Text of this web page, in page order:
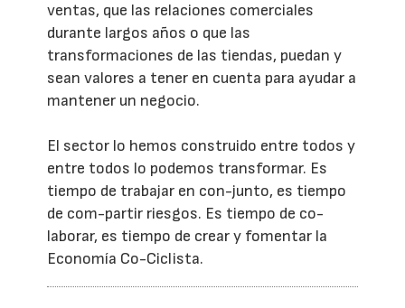
ventas, que las relaciones comerciales
durante largos años o que las
transformaciones de las tiendas, puedan y
sean valores a tener en cuenta para ayudar a
mantener un negocio.
El sector lo hemos construido entre todos y
entre todos lo podemos transformar. Es
tiempo de trabajar en con-junto, es tiempo
de com-partir riesgos. Es tiempo de co-
laborar, es tiempo de crear y fomentar la
Economía Co-Ciclista.